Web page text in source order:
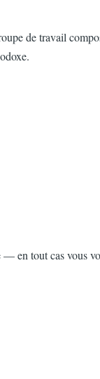
de travail
en tout cas vous